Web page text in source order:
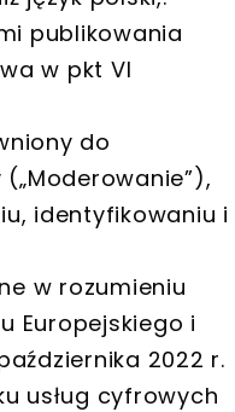
publikowania
w pkt VI
do
identyfikowaniu i
w rozumieniu
Europejskiego i
2022 r.
usług cyfrowych